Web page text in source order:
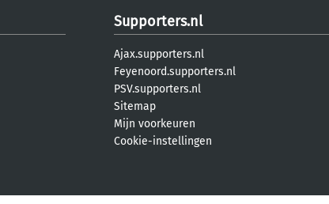
Supporters.nl
Ajax.supporters.nl
Feyenoord.supporters.nl
PSV.supporters.nl
Sitemap
Mijn voorkeuren
Cookie-instellingen